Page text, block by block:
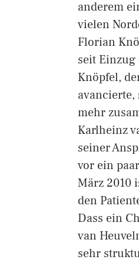
anderem
vielen
Florian
seit Einzug
Knöpfel,
mehr
Karlheinz
seiner
vor ein
März 2010
den
Dass ein
van
sehr